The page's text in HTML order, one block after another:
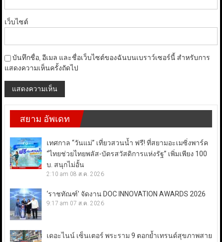
เว็บไซต์
บันทึกชื่อ, อีเมล และชื่อเว็บไซต์ของฉันบนเบราว์เซอร์นี้ สำหรับการ
แสดงความเห็นครั้งถัดไป
สยาม อัพเดท
เทศกาล “วันแม่” เที่ยวสวนน้ำ ฟรี! ที่สยามอะเมซิ่งพาร์ค
“ไทยช่วยไทยพลัส-บัตรสวัสดิการแห่งรัฐ” เพิ่มเพียง 100
บ. สนุกไม่อั้น
2:10 am 08 ส.ค. 2026
‘ราชทัณฑ์’ จัดงาน DOC INNOVATION AWARDS 2026
9:17 am 07 ส.ค. 2026
เดอะไนน์ เซ็นเตอร์ พระราม 9 ตอกย้ำเทรนด์สุขภาพสาย